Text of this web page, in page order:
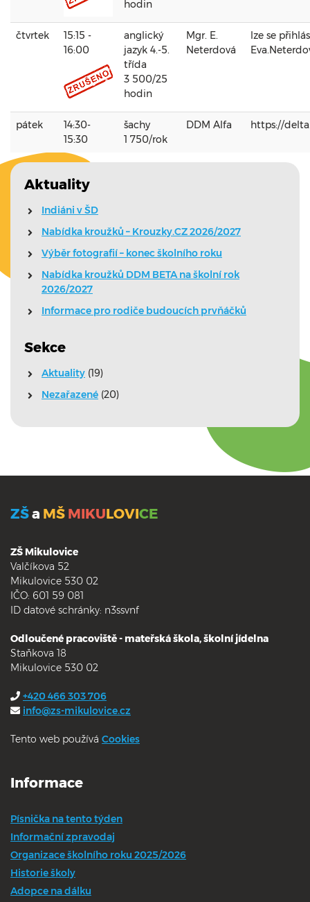
hodin
čtvrtek
15:15 -
16:00
anglický
jazyk 4.-5.
třída
3 500/25
hodin
Mgr. E.
Neterdová
lze se
pátek
14:30-
15:30
šachy
1 750/rok
DDM Alfa https://
Aktuality
Indiáni v ŠD
Nabídka kroužků – Krouzky.CZ 2026/2027
Výběr fotografií – konec školního roku
Nabídka kroužků DDM BETA na školní rok
2026/2027
Informace pro rodiče budoucích prvňáčků
Sekce
Aktuality (19)
Nezařazené (20)
ZŠa MŠ MIKULOVICE
ZŠ Mikulovice
Valčíkova 52
Mikulovice 530 02
IČO: 601 59 081
ID datové schránky: n3ssvnf
Odloučené pracoviště - mateřská škola, školní jídelna
Staňkova 18
Mikulovice 530 02
+420 466 303 706
info@zs-mikulovice.cz
Tento web používá Cookies
Informace
Písnička na tento týden
Informační zpravodaj
Organizace školního roku 2025/2026
Historie školy
Adopce na dálku